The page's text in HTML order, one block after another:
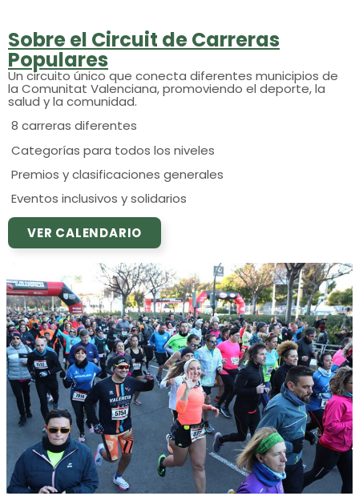
Sobre el Circuit de Carreras
Populares
Un circuito único que conecta diferentes municipios de
la Comunitat Valenciana, promoviendo el deporte, la
salud y la comunidad.
8 carreras diferentes
Categorías para todos los niveles
Premios y clasificaciones generales
Eventos inclusivos y solidarios
VER CALENDARIO